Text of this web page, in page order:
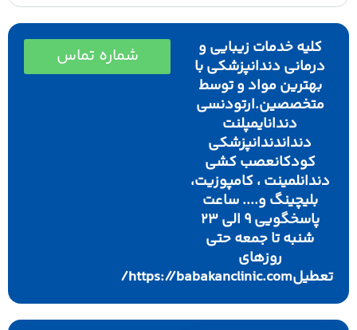
کلیه خدمات زیبایی و
درمانی دندانپزشکی با
بهترین مواد و توسط
متخصصین.ارتودنسی
دندانایمپلنت
دنداندندانپزشکی
کودکانعصب کشی
دندانلمینت ، کامپوزیت،
بلیچینگ و.... ساعت
پاسخگویی 9 الی 23
شنبه تا جمعه حتی
روزهای
تعطیلhttps://babakanclinic.com/
شماره تماس